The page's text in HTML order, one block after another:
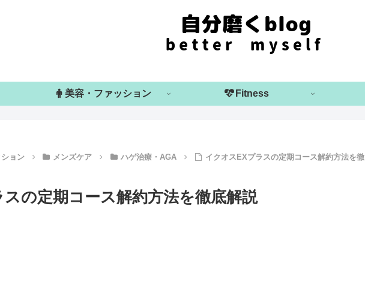
美容・ファッション Fitness
ョン メンズケア ハゲ治療・AGA
イクオスEXプラスの定期コース解約方法を徹
の定期コース解約方法を徹底解説